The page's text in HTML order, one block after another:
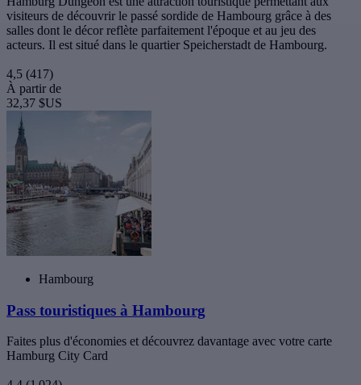
visiteurs de découvrir le passé sordide de Hambourg grâce à des
salles dont le décor reflète parfaitement l'époque et au jeu des
acteurs. Il est situé dans le quartier Speicherstadt de Hambourg.
4,5 (417)
À partir de
32,37 $US
Hambourg
Pass touristiques à Hambourg
Faites plus d'économies et découvrez davantage avec votre carte
Hamburg City Card